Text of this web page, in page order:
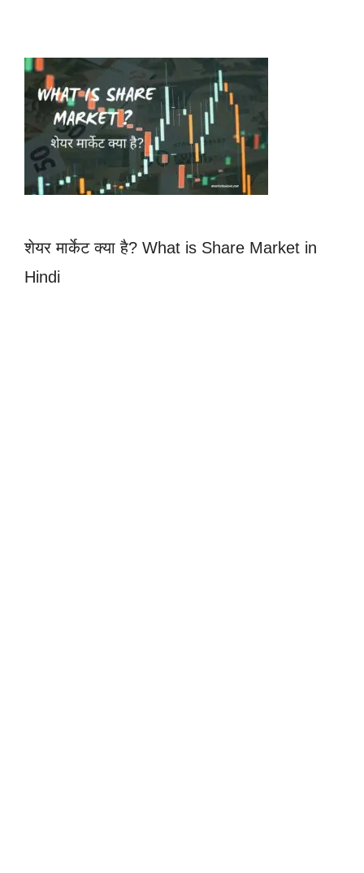
शेयर मार्केट क्या है? What is Share Market in
Hindi